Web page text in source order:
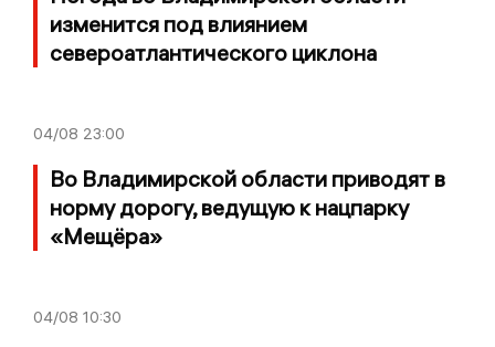
изменится под влиянием
североатлантического циклона
04/08 23:00
Во Владимирской области приводят в
норму дорогу, ведущую к нацпарку
«Мещёра»
04/08 10:30